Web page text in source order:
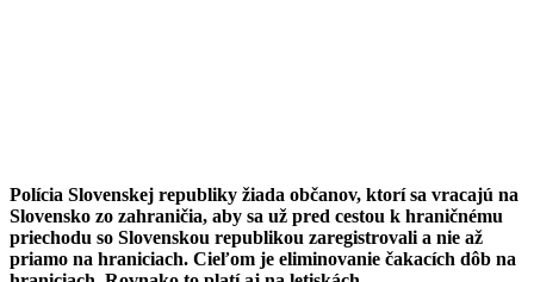
Polícia Slovenskej republiky žiada občanov, ktorí sa vracajú na
Slovensko zo zahraničia, aby sa už pred cestou k hraničnému
priechodu so Slovenskou republikou zaregistrovali a nie až
priamo na hraniciach. Cieľom je eliminovanie čakacích dôb na